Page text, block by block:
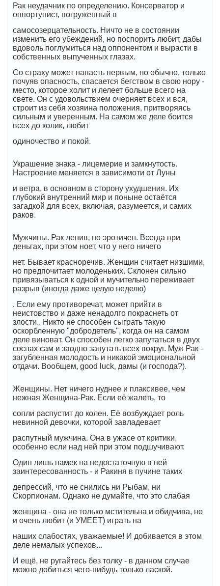
Рак неудачник по определению. Консерватор и
оппортунист, погруженный в
самосозерцательность. Ничто не в состоянии
изменить его убеждений, но поспорить любит, дабы
вдоволь поглумиться над оппонентом и вырасти в
собственных выпученных глазах.
Со страху может напасть первым, но обычно, только
почуяв опасность, спасается бегством в свою нору -
место, которое холит и лелеет больше всего на
свете. Он с удовольствием очерняет всех и вся,
строит из себя хозяина положения, притворяясь
сильным и уверенным. На самом же деле боится
всех до колик, любит
одиночество и покой.
Украшение знака - лицемерие и замкнутость.
Настроение меняется в зависимоти от Луны
и ветра, в основном в сторону ухудшения. Их
глубокий внутренний мир и поныне остаётся
загадкой для всех, включая, разумеется, и самих
раков.
Мужчины. Рак ленив, но эротичен. Всегда при
деньгах, при этом ноет, что у него ничего
нет. Бывает красноречив. Женщин считает низшими,
но предпочитает молоденьких. Склонен сильно
привязываться к одной и мучительно переживает
разрыв (иногда даже целую неделю)
. Если ему противоречат, может прийти в
неистовство и даже ненадолго покраснеть от
злости.. Никто не способен сыграть такую
оскорбленную "добродетель", когда он на самом
деле виноват. Он способен легко запутаться в двух
соснах сам и заодно запутать всех вокруг. Муж Рак -
загубленная молодость и никакой эмоциональной
отдачи. Вообщем, good luck, дамы (и господа?).
Женщины. Нет ничего нуднее и плаксивее, чем
нежная Женщина-Рак. Если её жалеть, то
сопли распустит до колен. Её возбуждает роль
невинной девочки, которой завладевает
распутный мужчина. Она в ужасе от критики,
особенно если над ней при этом подшучивают.
Один лишь намек на недостаточную в ней
заинтересованность - и Ракиня в пучине таких
депрессий, что не снились ни Рыбам, ни
Скорпионам. Однако не думайте, что это слабая
женщина - она не только мстительна и обидчива, но
и очень любит (и УМЕЕТ) играть на
наших слабостях, уважаемые! И добивается в этом
деле немалых успехов...
И ещё, не ругайтесь без толку - в данном случае
можно добиться чего-нибудь только лаской.